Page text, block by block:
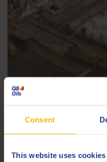
Consent
This website uses cookies